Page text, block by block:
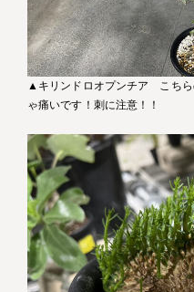
▲キリンドロオプンチア こちら
ゃ痛いです！刺に注意！！